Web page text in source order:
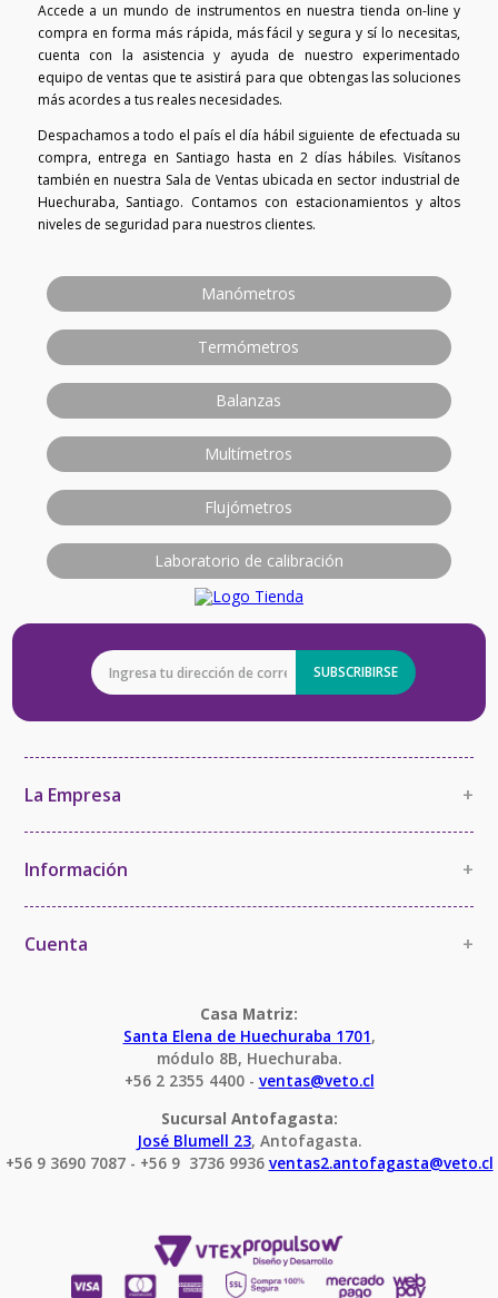
Accede a un mundo de instrumentos en nuestra tienda on-line y
compra en forma más rápida, más fácil y segura y sí lo necesitas,
cuenta con la asistencia y ayuda de nuestro experimentado
equipo de ventas que te asistirá para que obtengas las soluciones
más acordes a tus reales necesidades.
Despachamos a todo el país el día hábil siguiente de efectuada su
compra, entrega en Santiago hasta en 2 días hábiles. Visítanos
también en nuestra Sala de Ventas ubicada en sector industrial de
Huechuraba, Santiago. Contamos con estacionamientos y altos
niveles de seguridad para nuestros clientes.
Manómetros
Termómetros
Balanzas
Multímetros
Flujómetros
Laboratorio de calibración
SUBSCRIBIRSE
La Empresa +
La Empresa
Política de Imparcialidad y Confidencialidad
Certificaciones y Acreditaciones
Información +
Información Comercial
Términos y Condiciones
Cuenta +
Casa Matriz:
Santa Elena de Huechuraba 1701,
módulo 8B, Huechuraba.
+56 2 2355 4400 - ventas@veto.cl
Sucursal Antofagasta:
José Blumell 23, Antofagasta.
+56 9 3690 7087 - +56 9  3736 9936 ventas2.antofagasta@veto.cl